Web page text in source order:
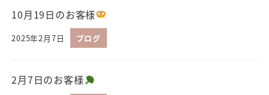
10月19日のお客様
2025年2月7日 ブログ
2月7日のお客様